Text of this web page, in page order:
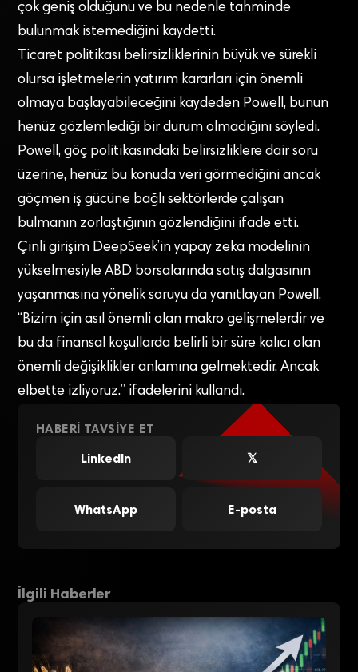
çok geniş olduğunu ve bu nedenle tahminde
bulunmak istemediğini kaydetti.
Ticaret politikası belirsizliklerinin büyük ve sürekli
olursa işletmelerin yatırım kararları için önemli
olmaya başlayabileceğini kaydeden Powell, bunun
henüz gözlemlediği bir durum olmadığını söyledi.
Powell, göç politikasındaki belirsizliklere dair soru
üzerine, henüz bu konuda veri görmediğini ancak
göçmen iş gücüne bağlı sektörlerde çalışan
bulmanın zorlaştığının gözlendiğini ifade etti.
Çinli girişim DeepSeek’in yapay zeka modelinin
yükselmesiyle ABD borsalarında satış dalgasının
yaşanmasına yönelik soruyu da yanıtlayan Powell,
“Bizim için asıl önemli olan makro gelişmelerdir ve
bu da finansal koşullarda belirli bir süre kalıcı olan
önemli değişiklikler anlamına gelmektedir. Ancak
elbette izliyoruz.” ifadelerini kullandı.
HABERI TAVSIYE ET
LinkedIn
𝕏
WhatsApp E-posta
İlgili Haberler